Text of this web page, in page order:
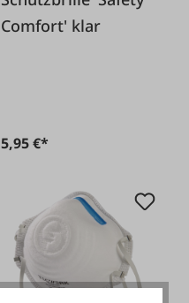
Comfort' klar
5,95 €*